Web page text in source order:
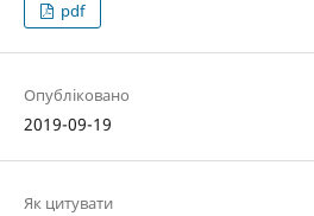
pdf
Опубліковано
2019-09-19
Як цитувати